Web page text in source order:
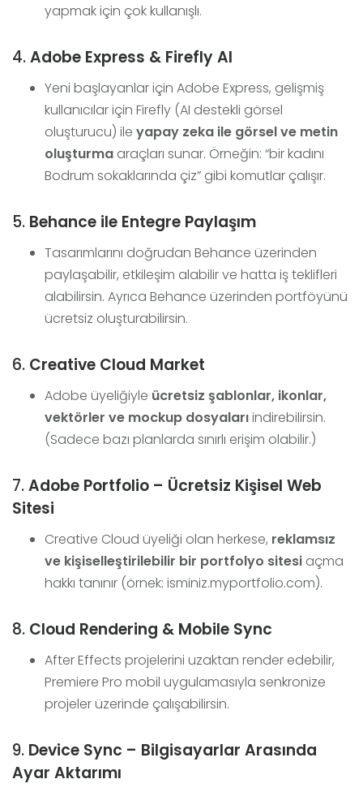
yapmak için çok kullanışlı.
4.Adobe Express & Firefly AI
Yeni başlayanlar için Adobe Express, gelişmiş
kullanıcılar için Firefly (AI destekli görsel
oluşturucu) ile yapay zeka ile görsel ve metin
oluşturma araçları sunar. Örneğin: “bir kadını
Bodrum sokaklarında çiz” gibi komutlar çalışır.
5. Behance ile Entegre Paylaşım
Tasarımlarını doğrudan Behance üzerinden
paylaşabilir, etkileşim alabilir ve hatta iş teklifleri
alabilirsin. Ayrıca Behance üzerinden portföyünü
ücretsiz oluşturabilirsin.
6. Creative Cloud Market
Adobe üyeliğiyle ücretsiz şablonlar, ikonlar,
vektörler ve mockup dosyalarıindirebilirsin.
(Sadece bazı planlarda sınırlı erişim olabilir.)
7.Adobe Portfolio – Ücretsiz Kişisel Web
Sitesi
Creative Cloud üyeliği olan herkese, reklamsız
ve kişiselleştirilebilir bir portfolyo sitesi açma
hakkı tanınır (örnek: isminiz.myportfolio.com).
8. Cloud Rendering & Mobile Sync
After Effects projelerini uzaktan render edebilir,
Premiere Pro mobil uygulamasıyla senkronize
projeler üzerinde çalışabilirsin.
9. Device Sync – Bilgisayarlar Arasında
Ayar Aktarımı